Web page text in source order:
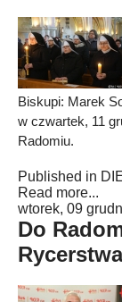
Biskupi: Marek
w czwartek, 11
Radomiu.
Published in
Read more...
wtorek, 09
Do